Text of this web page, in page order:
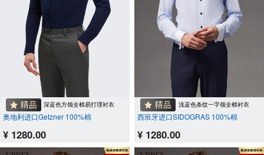
深蓝色方领全棉易打理衬衣
奥地利进口Getzner 100%棉
¥ 1280.00
浅蓝色条纹一字领全棉衬衣
西班牙进口SIDOGRAS 100%棉
¥ 1280.00